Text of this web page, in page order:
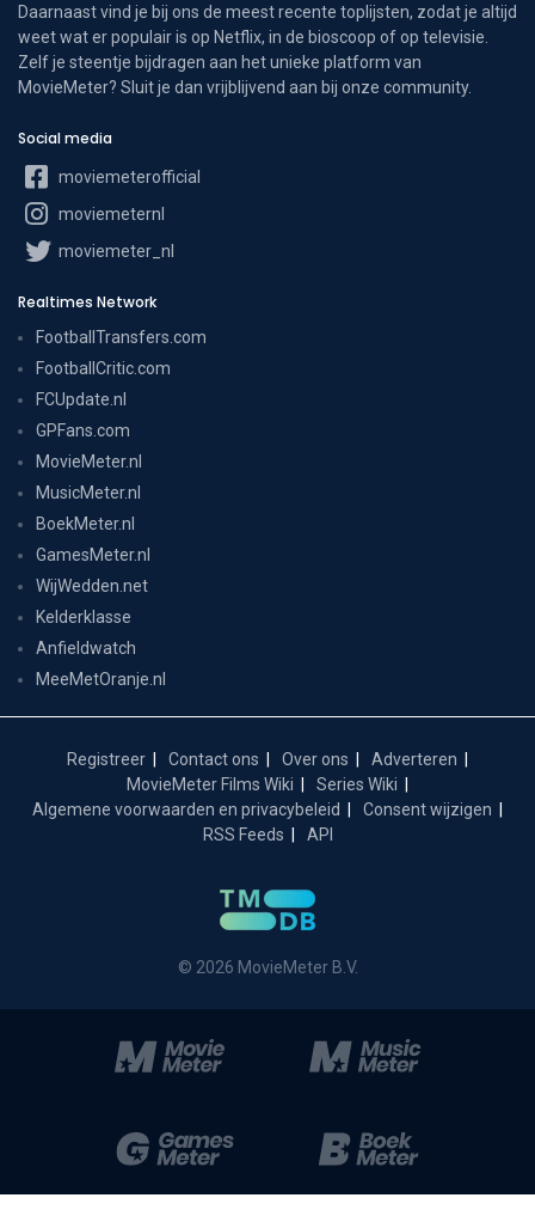
Daarnaast vind je bij ons de meest recente toplijsten, zodat je altijd
weet wat er populair is op Netflix, in de bioscoop of op televisie.
Zelf je steentje bijdragen aan het unieke platform van
MovieMeter? Sluit je dan vrijblijvend aan bij onze community.
Social media
moviemeterofficial
moviemeternl
moviemeter_nl
Realtimes Network
FootballTransfers.com
FootballCritic.com
FCUpdate.nl
GPFans.com
MovieMeter.nl
MusicMeter.nl
BoekMeter.nl
GamesMeter.nl
WijWedden.net
Kelderklasse
Anfieldwatch
MeeMetOranje.nl
Registreer Contact ons Over ons
Adverteren
MovieMeter Films Wiki
Series Wiki
Algemene voorwaarden en privacybeleid
Consent wijzigen
RSS Feeds
API
© 2026 MovieMeter B.V.